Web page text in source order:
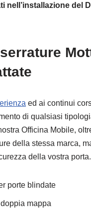
nell’installazione del
ed ai continui
di qualsiasi
Officina Mobile,
della stessa marca,
della vostra porta.
porte blindate
mappa